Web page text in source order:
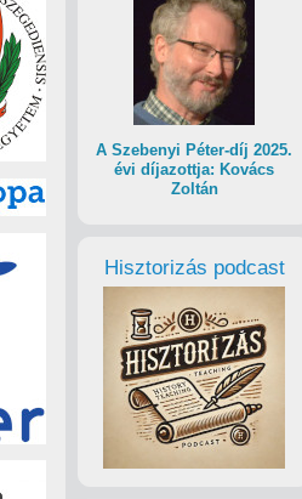
– két, Párizsban élő
a lányok nem lankadó
által együtt ünnepelt forradalmat
’56-os szervezetek, majd a
Ha arra biztatjuk a diákokat, mint
Több ezer diákot mozgatott
jó darabig. Ez volt a legjobb program
torony, Orsay Múzeum, Notre Dame,
és megkoszorúzták Nagy Imre
Minisztérium. Az eredeti – még a
a „forradalmak városa” lett az úti
volt, hát indultunk.
izgalmassá válni, amikor az utolsó
a feladatokon dolgoztak.
A Szebenyi Péter-díj 2025.
évi díjazottja: Kovács
Zoltán
Hisztorizás podcast